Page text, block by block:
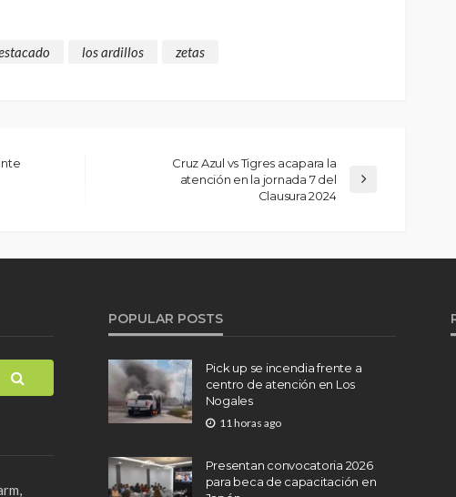
los ardillos zetas
Cruz Azul vs Tigres acapara la
atención en la jornada 7 del
Clausura 2024
POPULAR POSTS
Pick up se incendia frente a
centro de atención en Los
Nogales
11 horas ago
Presentan convocatoria 2026
para beca de capacitación en